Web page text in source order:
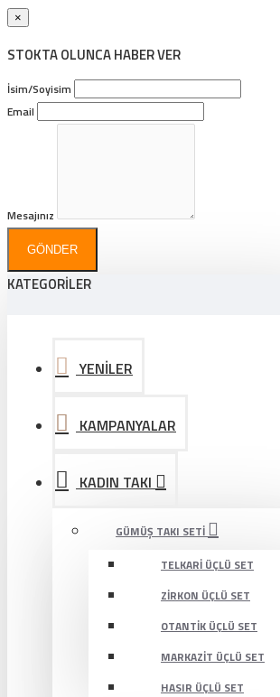
×
STOKTA OLUNCA HABER VER
İsim/Soyisim
Email
Mesajınız
GÖNDER
KATEGORİLER
YENİLER
KAMPANYALAR
KADIN TAKI
GÜMÜŞ TAKI SETI
TELKARI ÜÇLÜ SET
ZIRKON ÜÇLÜ SET
OTANTIK ÜÇLÜ SET
MARKAZIT ÜÇLÜ SET
HASIR ÜÇLÜ SET